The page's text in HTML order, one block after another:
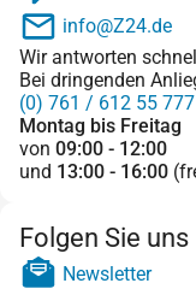
info@Z24.de
Wir antworten
Bei dringenden
(0) 761 / 612 55 777
Montag bis Freitag
von 09:00 - 12:00
und 13:00 - 16:00
Folgen Sie uns
Newsletter